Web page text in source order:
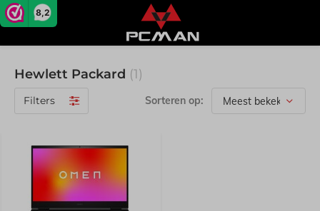
8,2
Hewlett Packard (1)
Filters Sorteren op: